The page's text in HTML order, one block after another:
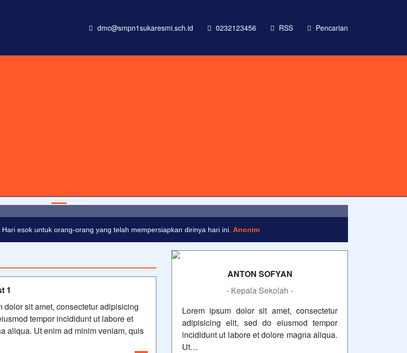
dmc@smpn1sukaresmi.sch.id 0232123456 RSS Pencarian
elit, sed do eiusmod tempor incididunt ut labore et dolore magna aliqua
esok untuk orang-orang yang telah mempersiapkan dirinya hari ini. Anonim
ilmu pengetahuan tanpa agama adalah lumpuh.Anonim
1
dolor sit amet, consectetur adipisicing
tempor incididunt ut labore et
aliqua. Ut enim ad minim veniam, quis
ANTON SOFYAN
- Kepala Sekolah -
Lorem ipsum dolor sit amet, consectetur
adipisicing elit, sed do eiusmod tempor
incididunt ut labore et dolore magna aliqua.
Ut…